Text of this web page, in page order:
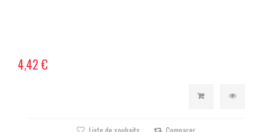
4,42 €